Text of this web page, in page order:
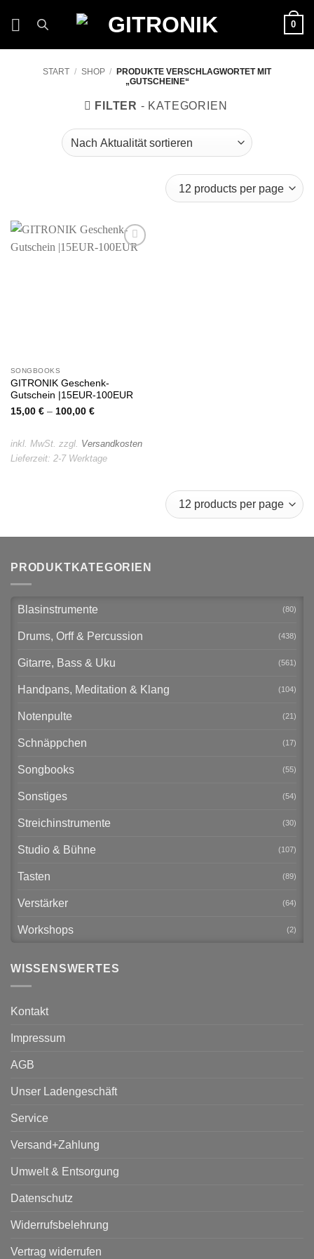
0
START / SHOP /
PRODUKTE VERSCHLAGWORTET MIT
„GUTSCHEINE“
FILTER
SONGBOOKS
GITRONIK Geschenk-
Gutschein |15EUR-100EUR
15,00 €– 100,00 €
inkl. MwSt. zzgl. Versandkosten
Lieferzeit: 2-7 Werktage
PRODUKTKATEGORIEN
Blasinstrumente (80)
Drums, Orff & Percussion (438)
Gitarre, Bass & Uku (561)
Handpans, Meditation & Klang (104)
Notenpulte (21)
Schnäppchen (17)
Songbooks (55)
Sonstiges (54)
Streichinstrumente (30)
Studio & Bühne (107)
Tasten (89)
Verstärker (64)
Workshops (2)
WISSENSWERTES
Kontakt
Impressum
AGB
Unser Ladengeschäft
Service
Versand+Zahlung
Umwelt & Entsorgung
Datenschutz
Widerrufsbelehrung
Vertrag widerrufen